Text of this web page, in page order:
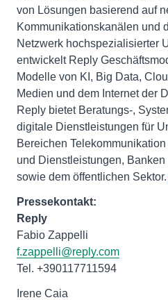
von Lösungen basierend auf
Kommunikationskanälen und
Netzwerk hochspezialisierter
entwickelt Reply
Modelle von KI, Big Data,
Medien und dem Internet der
Reply bietet Beratungs-,
digitale Dienstleistungen für
Bereichen
und Dienstleistungen,
sowie dem öffentlichen Sektor.
Pressekontakt:
Reply
Fabio Zappelli
f.zappelli@reply.com
Tel. +390117711594
Irene Caia